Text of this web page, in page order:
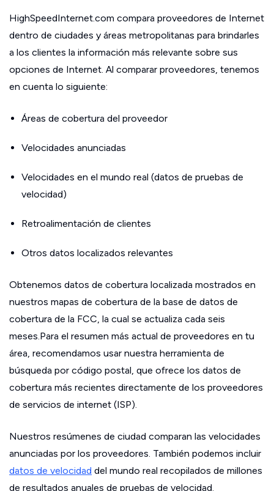
HighSpeedInternet.com compara proveedores de Internet
dentro de ciudades y áreas metropolitanas para brindarles
a los clientes la información más relevante sobre sus
opciones de Internet. Al comparar proveedores, tenemos
en cuenta lo siguiente:
Áreas de cobertura del proveedor
Velocidades anunciadas
Velocidades en el mundo real (datos de pruebas de
velocidad)
Retroalimentación de clientes
Otros datos localizados relevantes
Obtenemos datos de cobertura localizada mostrados en
nuestros mapas de cobertura de la base de datos de
cobertura de la FCC, la cual se actualiza cada seis
meses.Para el resumen más actual de proveedores en tu
área, recomendamos usar nuestra herramienta de
búsqueda por código postal, que ofrece los datos de
cobertura más recientes directamente de los proveedores
de servicios de internet (ISP).
Nuestros resúmenes de ciudad comparan las velocidades
anunciadas por los proveedores. También podemos incluir
datos de velocidad del mundo real recopilados de millones
de resultados anuales de pruebas de velocidad.